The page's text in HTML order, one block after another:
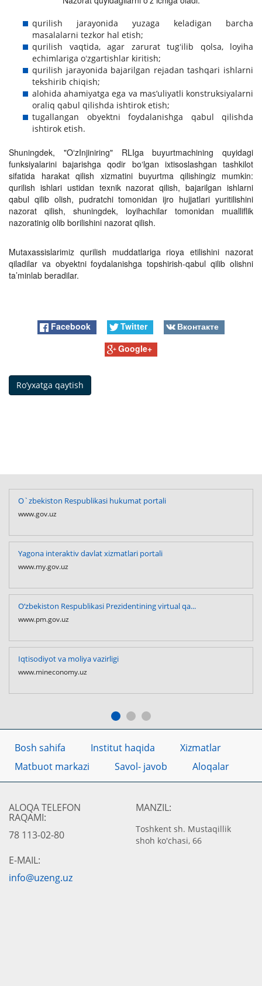
qurilish jarayonida yuzaga keladigan barcha
masalalarni tezkor hal etish;
qurilish vaqtida, agar zarurat tugʻilib qolsa, loyiha
echimlariga oʻzgartishlar kiritish;
qurilish jarayonida bajarilgan rejadan tashqari ishlarni
tekshirib chiqish;
alohida ahamiyatga ega va mas’uliyatli konstruksiyalarni
oraliq qabul qilishda ishtirok etish;
tugallangan obyektni foydalanishga qabul qilishda
ishtirok etish.
Shuningdek, "OʻzInjiniring" RLIga buyurtmachining quyidagi
funksiyalarini bajarishga qodir boʻlgan ixtisoslashgan tashkilot
sifatida harakat qilish xizmatini buyurtma qilishingiz mumkin:
qurilish ishlari ustidan texnik nazorat qilish, bajarilgan ishlarni
qabul qilib olish, pudratchi tomonidan ijro hujjatlari yuritilishini
nazorat qilish, shuningdek, loyihachilar tomonidan mualliflik
nazoratinig olib borilishini nazorat qilish.
Mutaxassislarimiz qurilish muddatlariga rioya etilishini nazorat
qiladilar va obyektni foydalanishga topshirish-qabul qilib olishni
ta’minlab beradilar.
Facebook Twitter
Вконтакте
Google+
Ro’yxatga qaytish
O`zbekiston Respublikasi hukumat portali
www.gov.uz
Yagona interaktiv davlat xizmatlari portali
www.my.gov.uz
O‘zbekiston Respublikasi Prezidentining virtual qa...
www.pm.gov.uz
Iqtisodiyot va moliya vazirligi
www.mineconomy.uz
Bosh sahifa Institut haqida
Xizmatlar
Matbuot markazi
Savol- javob Aloqalar
ALOQA TELEFON
RAQAMI:
78 113-02-80
MANZIL:
Toshkent sh. Mustaqillik
shoh ko'chasi, 66
E-MAIL:
info@uzeng.uz